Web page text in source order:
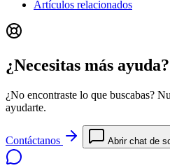
Artículos relacionados
¿Necesitas más ayuda?
¿No encontraste lo que buscabas?
ayudarte.
Contáctanos Abrir chat de